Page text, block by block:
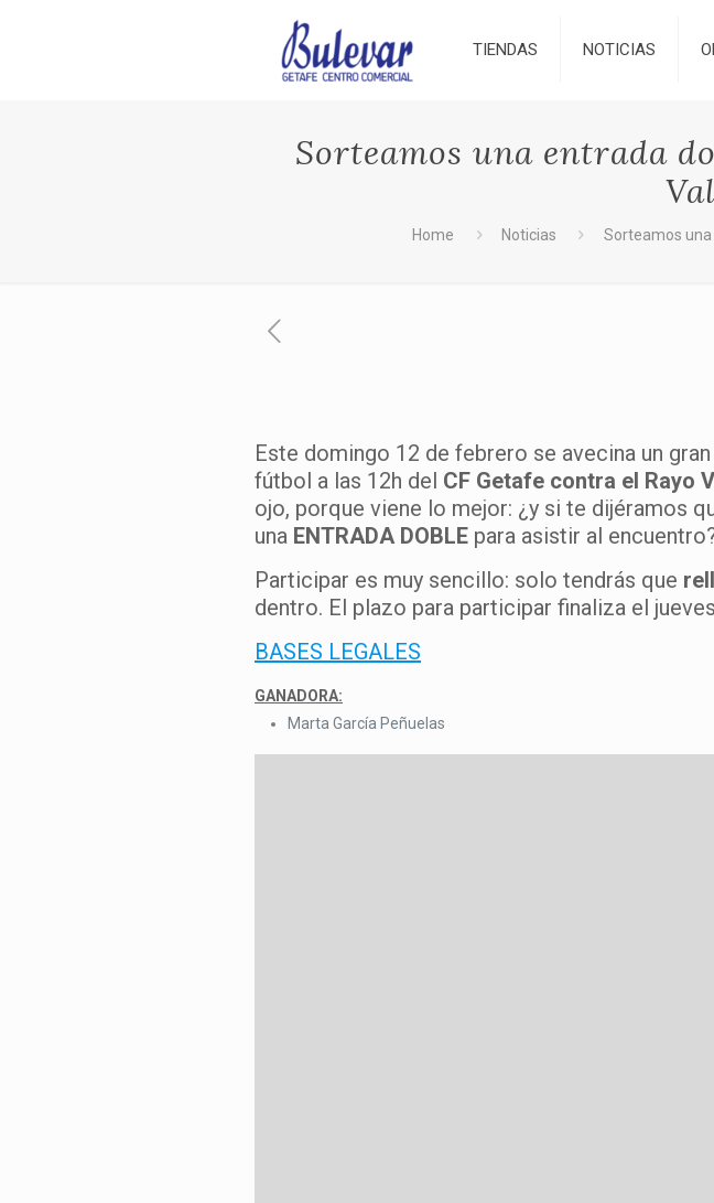
TIENDAS NOTICIAS
Sorteamos una entrada
Home Noticias Sorteamos una
Este domingo 12 de febrero se avecina un
fútbol a las 12h del CF Getafe contra el Rayo
ojo, porque viene lo mejor: ¿y si te dijéramos
una ENTRADA DOBLE para asistir al
Participar es muy sencillo: solo tendrás que
dentro. El plazo para participar finaliza el
BASES LEGALES
GANADORA:
Marta García Peñuelas